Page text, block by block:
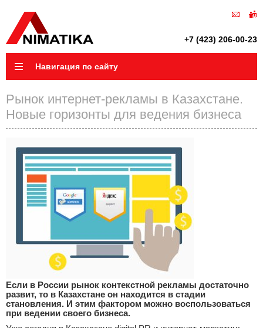
+7 (423) 206-00-23
Навигация по сайту
Рынок интернет-рекламы в Казахстане.
Новые горизонты для ведения бизнеса
Если в России рынок контекстной рекламы достаточно
развит, то в Казахстане он находится в стадии
становления. И этим фактором можно воспользоваться
при ведении своего бизнеса.